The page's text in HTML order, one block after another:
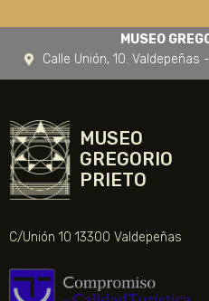
MUSEO
Calle Unión, 10. Valdepeñas
MUSEO
GREGORIO
PRIETO
C/Unión 10 13300 Valdepeñas